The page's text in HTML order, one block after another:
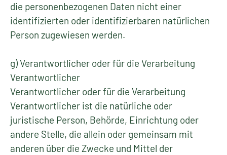
die personenbezogenen Daten nicht einer
identifizierten oder identifizierbaren natürlichen
Person zugewiesen werden.
g) Verantwortlicher oder für die Verarbeitung
Verantwortlicher
Verantwortlicher oder für die Verarbeitung
Verantwortlicher ist die natürliche oder
juristische Person, Behörde, Einrichtung oder
andere Stelle, die allein oder gemeinsam mit
anderen über die Zwecke und Mittel der